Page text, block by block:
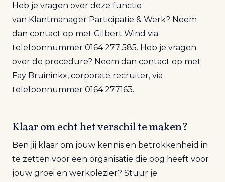
Heb je vragen over deze functie
van Klantmanager Participatie & Werk? Neem
dan contact op met Gilbert Wind via
telefoonnummer 0164 277 585. Heb je vragen
over de procedure? Neem dan contact op met
Fay Bruininkx, corporate recruiter, via
telefoonnummer 0164 277163.
Klaar om echt het verschil te maken?
Ben jij klaar om jouw kennis en betrokkenheid in
te zetten voor een organisatie die oog heeft voor
jouw groei en werkplezier? Stuur je